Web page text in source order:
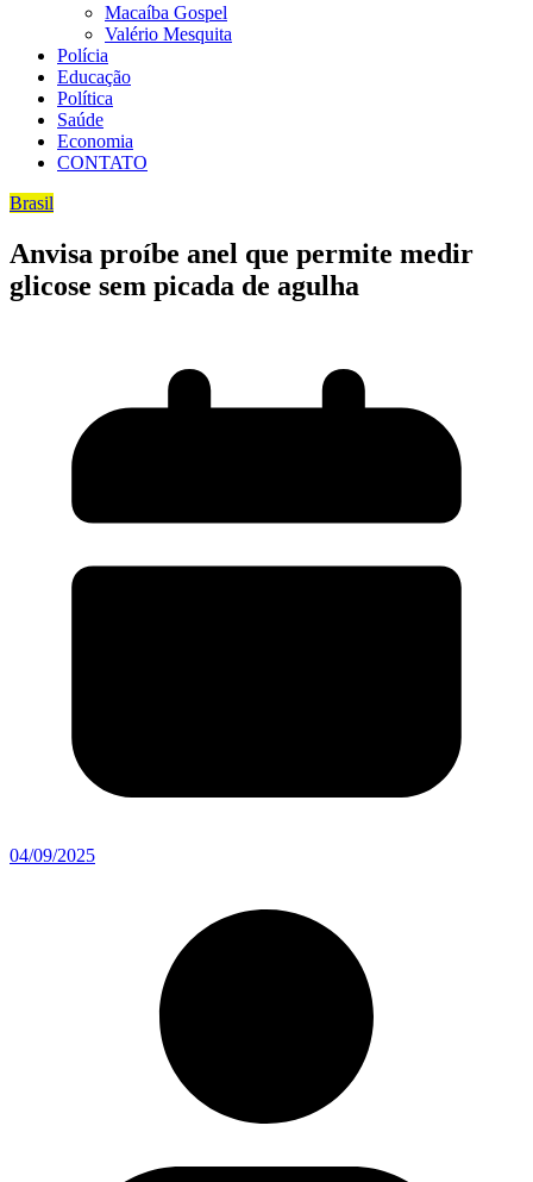
Macaíba Gospel
Valério Mesquita
Polícia
Educação
Política
Saúde
Economia
CONTATO
Brasil
Anvisa proíbe anel que permite medir
glicose sem picada de agulha
04/09/2025